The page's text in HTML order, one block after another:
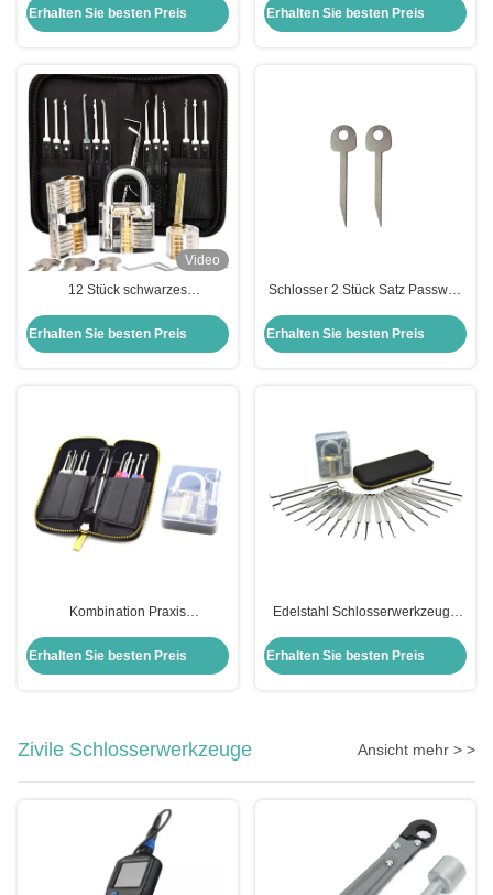
Haken Schlosser Schlosser
Auswahl Haus Schloss Set
Erhalten Sie besten Preis
Lernen
Erhalten Sie besten Preis
Video
12 Stück schwarzes
Set Transparentes Schlosspick-
Übungskit Werkzeuge
Erhalten Sie besten Preis
Schlosser 2 Stück Satz Passwort
Werkzeuge Schlosser Schlüssel
Schlosser Training Kit
Erhalten Sie besten Preis
Kombination Praxis
22pcs Auto Lock Pick Kit Set
Erhalten Sie besten Preis
Edelstahl Schlosserwerkzeuge
transparenten Praxis
Erhalten Sie besten Preis
Zivile Schlosserwerkzeuge Ansicht mehr > >